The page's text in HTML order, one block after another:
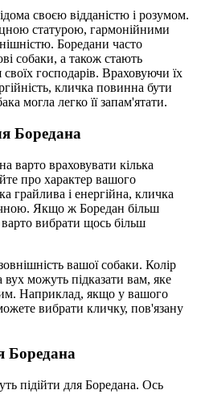
своєю відданістю і розумом.
статурою, гармонійними
Боредани часто
собаки, а також стають
господарів. Враховуючи їх
кличка повинна бути
могла легко її запам'ятати.
Боредана
варто враховувати кілька
про характер вашого
грайлива і енергійна, кличка
Якщо ж Боредан більш
вибрати щось більш
вашої собаки. Колір
вух можуть підказати вам, яке
Наприклад, якщо у вашого
вибрати кличку, пов'язану
Боредана
підійти для Боредана. Ось